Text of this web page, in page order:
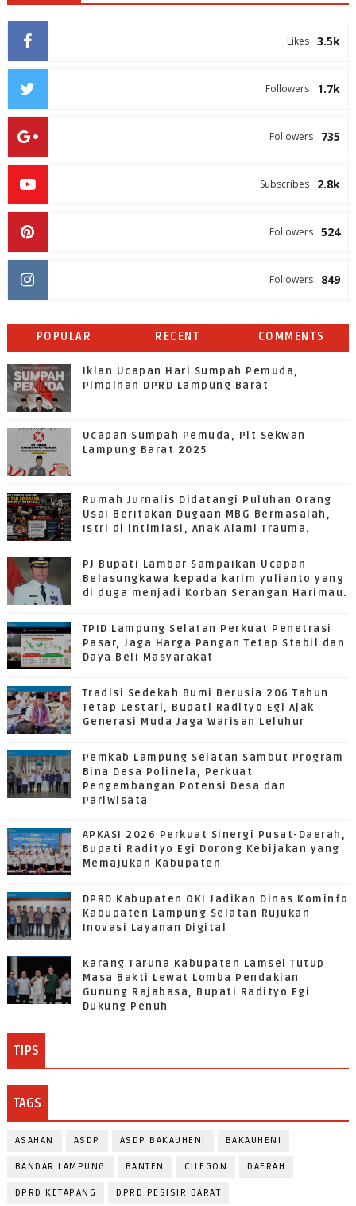
3.5k
Likes
1.7k
Followers
735
Followers
2.8k
Subscribes
524
Followers
849
Followers
POPULAR RECENT COMMENTS
Iklan Ucapan Hari Sumpah Pemuda,
Pimpinan DPRD Lampung Barat
Ucapan Sumpah Pemuda, Plt Sekwan
Lampung Barat 2025
Rumah Jurnalis Didatangi Puluhan Orang
Usai Beritakan Dugaan MBG Bermasalah,
Istri di intimiasi, Anak Alami Trauma.
PJ Bupati Lambar Sampaikan Ucapan
Belasungkawa kepada karim yulianto yang
di duga menjadi Korban Serangan Harimau.
TPID Lampung Selatan Perkuat Penetrasi
Pasar, Jaga Harga Pangan Tetap Stabil dan
Daya Beli Masyarakat
Tradisi Sedekah Bumi Berusia 206 Tahun
Tetap Lestari, Bupati Radityo Egi Ajak
Generasi Muda Jaga Warisan Leluhur
Pemkab Lampung Selatan Sambut Program
Bina Desa Polinela, Perkuat
Pengembangan Potensi Desa dan
Pariwisata
APKASI 2026 Perkuat Sinergi Pusat-Daerah,
Bupati Radityo Egi Dorong Kebijakan yang
Memajukan Kabupaten
DPRD Kabupaten OKI Jadikan Dinas Kominfo
Kabupaten Lampung Selatan Rujukan
Inovasi Layanan Digital
Karang Taruna Kabupaten Lamsel Tutup
Masa Bakti Lewat Lomba Pendakian
Gunung Rajabasa, Bupati Radityo Egi
Dukung Penuh
TIPS
TAGS
ASAHAN ASDP ASDP BAKAUHENI BAKAUHENI
BANDAR LAMPUNG BANTEN CILEGON DAERAH
DPRD KETAPANG DPRD PESISIR BARAT